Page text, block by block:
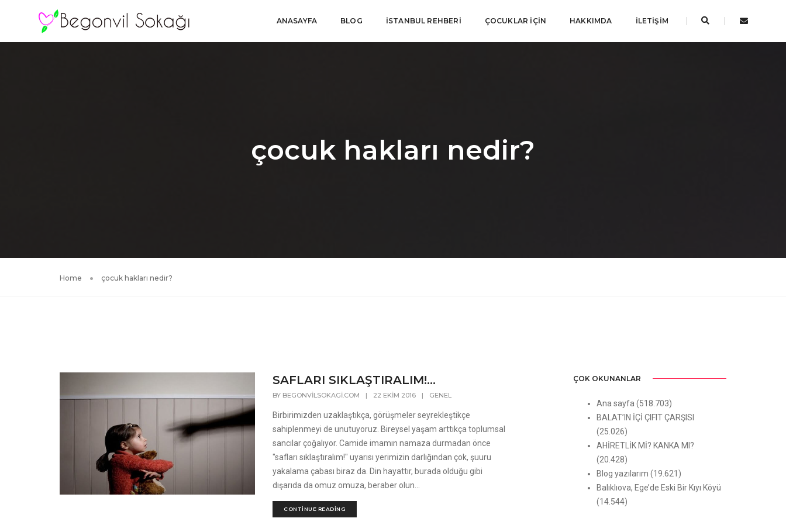
ANASAYFA BLOG İSTANBUL REHBERI ÇOCUKLAR İÇIN HAKKIMDA İLETIŞIM
çocuk hakları nedir?
Home çocuk hakları nedir?
SAFLARI SIKLAŞTIRALIM!…
BY BEGONVILSOKAGI.COM | 22 EKIM 2016 | GENEL
Birbirimizden uzaklaştıkça, görüşmeler seyrekleştikçe
sahiplenmeyi de unutuyoruz. Bireysel yaşam arttıkça toplumsal
sancılar çoğalıyor. Camide imamın namaza durmadan önce
"safları sıklaştıralım!" uyarısı yerimizin darlığından çok, şuuru
yakalama çabası biraz da. Din hayattır, burada olduğu gibi
dışarıda da omuz omuza, beraber olun...
CONTINUE READING
ÇOK OKUNANLAR
Ana sayfa (518.703)
BALAT’IN İÇİ ÇIFIT ÇARŞISI
(25.026)
AHİRETLİK Mİ? KANKA MI?
(20.428)
Blog yazılarım (19.621)
Balıklıova, Ege’de Eski Bir Kıyı Köyü
(14.544)